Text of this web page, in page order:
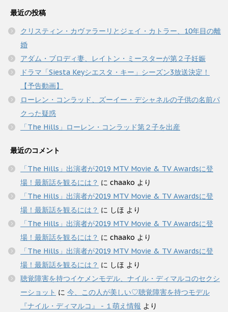
最近の投稿
クリスティン・カヴァラーリとジェイ・カトラー、10年目の離
婚
アダム・ブロディ妻、レイトン・ミースターが第２子妊娠
ドラマ「Siesta Keyシエスタ・キー」シーズン3放送決定！
【予告動画】
ローレン・コンラッド、ズーイー・デシャネルの子供の名前パ
クった疑惑
「The Hills」ローレン・コンラッド第２子を出産
最近のコメント
「The Hills」出演者が2019 MTV Movie & TV Awardsに登
場！最新話を観るには？ に chaako より
「The Hills」出演者が2019 MTV Movie & TV Awardsに登
場！最新話を観るには？ に しほ より
「The Hills」出演者が2019 MTV Movie & TV Awardsに登
場！最新話を観るには？ に chaako より
「The Hills」出演者が2019 MTV Movie & TV Awardsに登
場！最新話を観るには？ に しほ より
聴覚障害を持つイケメンモデル、ナイル・ディマルコのセクシ
ーショット に 今、この人が美しい♡聴覚障害を持つモデル
『ナイル・ディマルコ』 - １萌え情報 より